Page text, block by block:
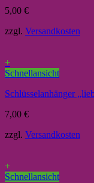
5,00 €
zzgl. Versandkosten
+
Schnellansicht
Schlüsselanhänger
7,00 €
zzgl. Versandkosten
+
Schnellansicht